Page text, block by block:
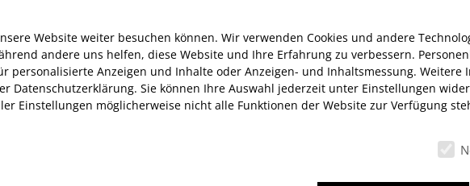
Aktuell haben wir geöffnet
Öffnungszeiten:
Montag – Samstag 10:00 – 20:00 Uhr
© 2026
Website weiter besuchen können. Wir verwenden Cookies und andere
andere uns helfen, diese Website und Ihre Erfahrung zu verbessern.
personalisierte Anzeigen und Inhalte oder Anzeigen- und Inhaltsmessung.
Datenschutzerklärung. Sie können Ihre Auswahl jederzeit unter Einstellungen
Einstellungen möglicherweise nicht alle Funktionen der Website zur Verfügung